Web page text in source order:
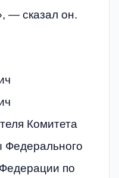
— сказал он.
Комитета
Федерального
по